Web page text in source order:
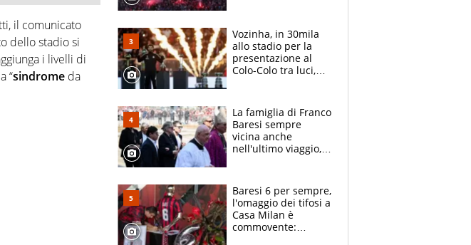
il comunicato
dello stadio si
i livelli di
“sindrome da
Vozinha, in 30mila
allo stadio per la
presentazione al
Colo-Colo tra luci,
La famiglia di Franco
Baresi sempre
vicina anche
nell'ultimo viaggio,
circondati
dall'affetto dei tifosi
Baresi 6 per sempre,
l'omaggio dei tifosi a
Casa Milan è
commovente: